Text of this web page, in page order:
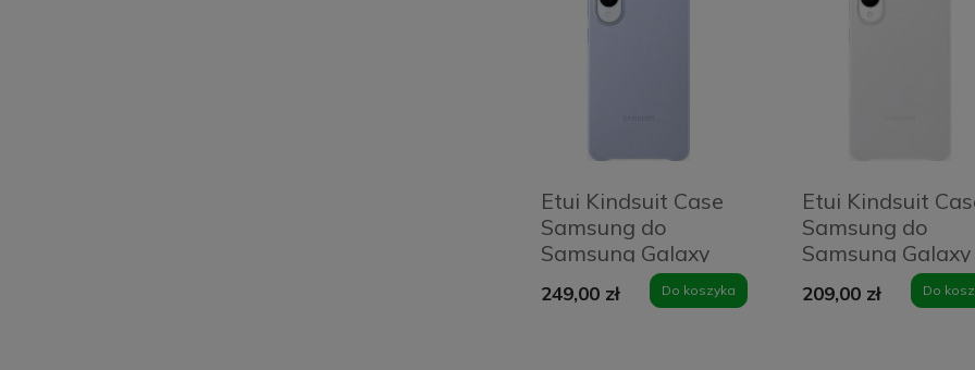
Etui Kindsuit Case
Samsung do
Samsung Galaxy
Niebieskie - Blue
249,00 zł Do koszyka
Etui Kindsuit
Samsung do
Samsung Galaxy
S25 Edge Szare -
Gray
209,00 zł Do